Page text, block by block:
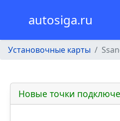
autosiga.ru
Установочные карты
Новые точки